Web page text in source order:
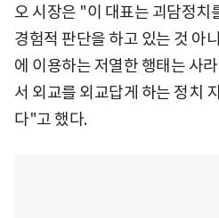
오 시장은 "이 대표는 괴담정치
경험적 판단을 하고 있는 것 아
에 이용하는 저열한 행태는 사
서 외교를 외교답게 하는 정치
다"고 했다.